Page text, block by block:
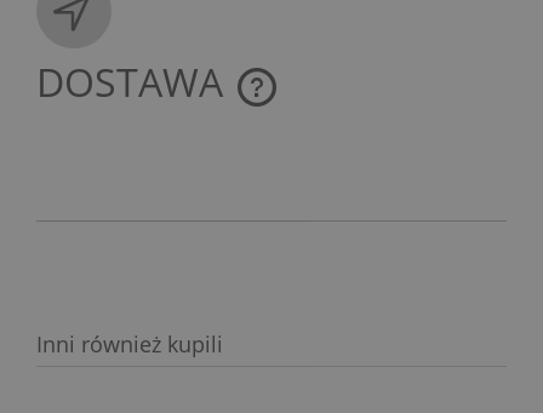
DOSTAWA
CENA NIE ZAWIERA EWENTUALNYCH KOSZTÓW
Inni również kupili